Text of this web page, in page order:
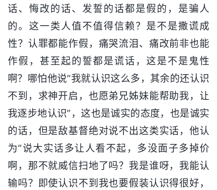
话、悔改的话、发誓的话都是假的，是骗人
的。这一类人值不值得信赖？是不是撒谎成
性？认罪都能作假，痛哭流泪、痛改前非也能
作假，甚至起的誓都是谎话，这是不是鬼性
啊？哪怕他说“我就认识这么多，其余的还认识
不到，求神开启，也愿弟兄姊妹能帮助我，让
我逐步地认识”，这也是诚实的态度，也是诚实
的话，但是敌基督绝对说不出这类实话，他认
为“说大实话多让人看不起，多没面子多掉价
啊，那不就威信扫地了吗？我是谁呀，我能认
输吗？即使认识不到我也要假装认识得很好，